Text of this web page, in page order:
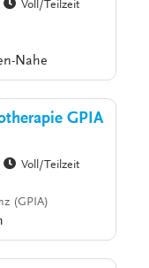
Voll/Teilzeit
Nahe
GPIA
Voll/Teilzeit
(GPIA)